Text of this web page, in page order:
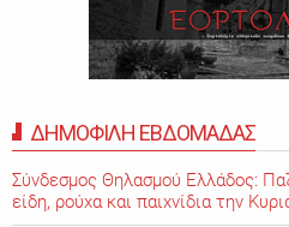
ΔΗΜΟΦΙΛΗ ΕΒΔΟΜΑΔΑΣ
Σύνδεσμος Θηλασμού Ελλάδος:
είδη, ρούχα και παιχνίδια την